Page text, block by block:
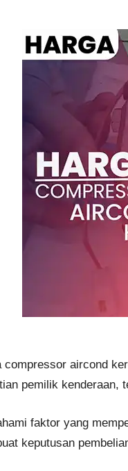
compressor aircond
pemilik kenderaan,
faktor yang
keputusan